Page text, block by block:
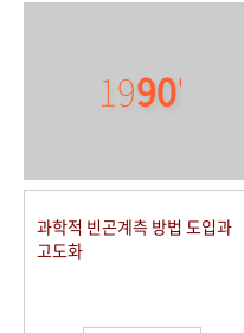
1990'
과학적 빈곤계측 방법 도입과
고도화